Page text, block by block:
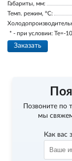
Габариты, мм:
Темп. режим, °С:
* - при условии: Te=-
Заказать
Позвоните по
мы
Как вас